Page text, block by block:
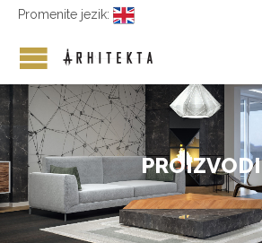
Promenite jezik:
PROIZVODI